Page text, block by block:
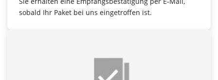
sobald Ihr Paket bei uns eingetroffen ist.